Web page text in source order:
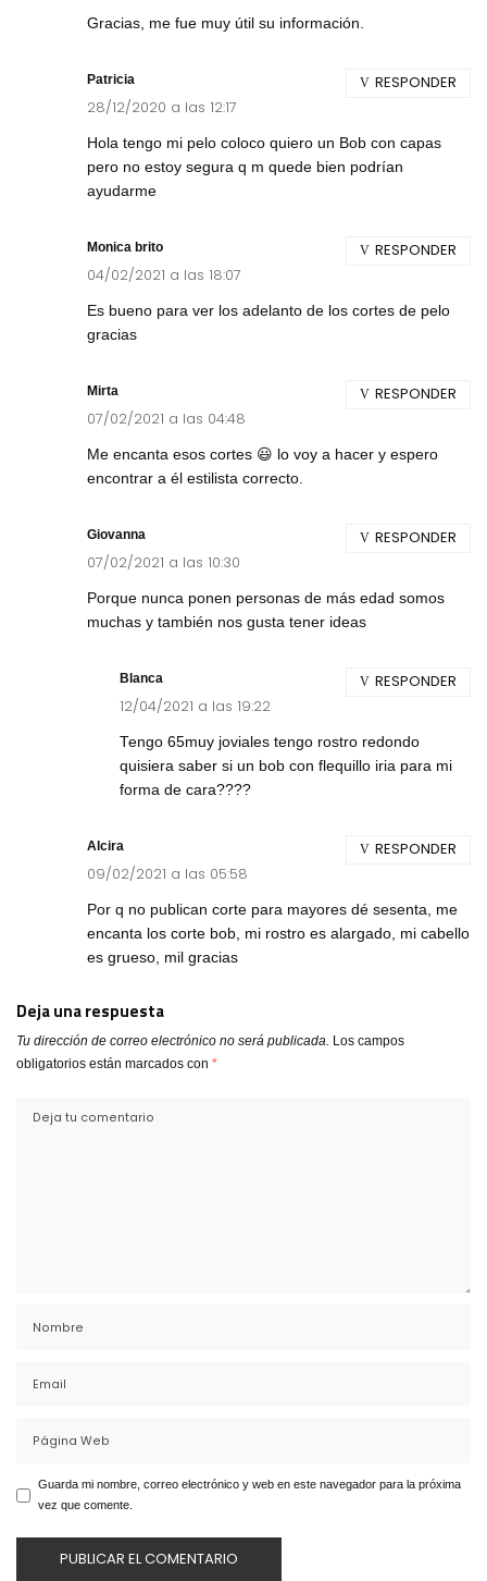
Gracias, me fue muy útil su información.
Patricia
28/12/2020 a las 12:17
Hola tengo mi pelo coloco quiero un Bob con capas
pero no estoy segura q m quede bien podrían
ayudarme
RESPONDER
Monica brito
04/02/2021 a las 18:07
Es bueno para ver los adelanto de los cortes de pelo
gracias
RESPONDER
Mirta
07/02/2021 a las 04:48
Me encanta esos cortes 😃 lo voy a hacer y espero
encontrar a él estilista correcto.
RESPONDER
Giovanna
07/02/2021 a las 10:30
Porque nunca ponen personas de más edad somos
muchas y también nos gusta tener ideas
RESPONDER
Blanca
12/04/2021 a las 19:22
Tengo 65muy joviales tengo rostro redondo
quisiera saber si un bob con flequillo iria para mi
forma de cara????
RESPONDER
Alcira
09/02/2021 a las 05:58
Por q no publican corte para mayores dé sesenta, me
encanta los corte bob, mi rostro es alargado, mi cabello
es grueso, mil gracias
RESPONDER
Deja una respuesta
Tu dirección de correo electrónico no será publicada. Los campos
obligatorios están marcados con *
Guarda mi nombre, correo electrónico y web en este navegador para la próxima
vez que comente.